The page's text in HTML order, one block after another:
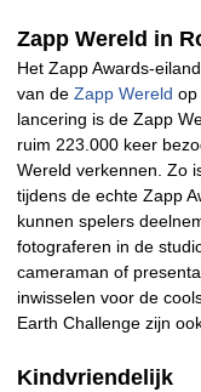
Zapp Wereld in
Het Zapp Awards-
van de Zapp Wereld op
lancering is de Zapp
ruim 223.000 keer
Wereld verkennen. Zo
tijdens de echte Zapp
kunnen spelers
fotograferen in de
cameraman of
inwisselen voor de
Earth Challenge zijn
Kindvriendelijk